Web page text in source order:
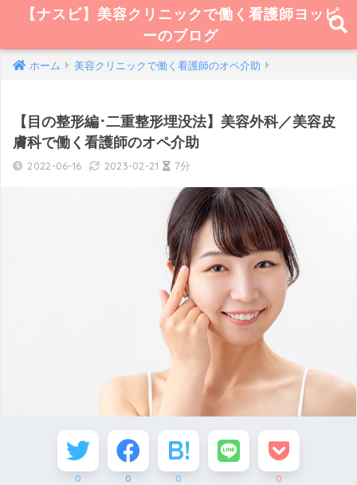
【ナスビ】美容クリニックで働く看護師ヨッピ
ーのブログ
ホーム 美容クリニックで働く看護師のオペ介助
【目の整形編･二重整形埋没法】美容外科／美容皮
膚科で働く看護師のオペ介助
2022-06-16 2023-02-21 7分
0 0 0 0